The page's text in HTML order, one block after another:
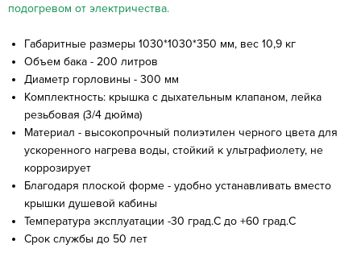
подогревом от электричества.
Габаритные размеры 1030*1030*350 мм, вес 10,9 кг
Объем бака - 200 литров
Диаметр горловины - 300 мм
Комплектность: крышка с дыхательным клапаном, лейка
резьбовая (3/4 дюйма)
Материал - высокопрочный полиэтилен черного цвета для
ускоренного нагрева воды, стойкий к ультрафиолету, не
коррозирует
Благодаря плоской форме - удобно устанавливать вместо
крышки душевой кабины
Температура эксплуатации -30 град.С до +60 град.С
Срок службы до 50 лет